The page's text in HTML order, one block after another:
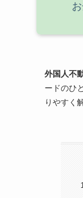
外国人不
ードのひ
りやすく